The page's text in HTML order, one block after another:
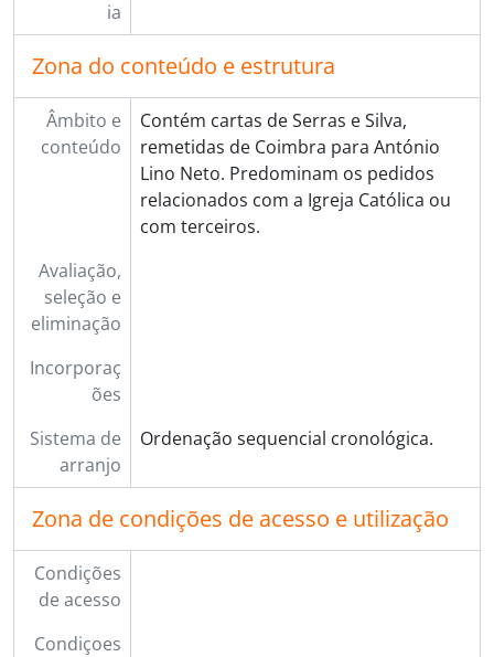
ia
Zona do conteúdo e estrutura
Âmbito e
conteúdo
Contém cartas de Serras e Silva,
remetidas de Coimbra para António
Lino Neto. Predominam os pedidos
relacionados com a Igreja Católica ou
com terceiros.
Avaliação,
seleção e
eliminação
Incorporaç
ões
Sistema de
arranjo
Ordenação sequencial cronológica.
Zona de condições de acesso e utilização
Condições
de acesso
Condiçoes